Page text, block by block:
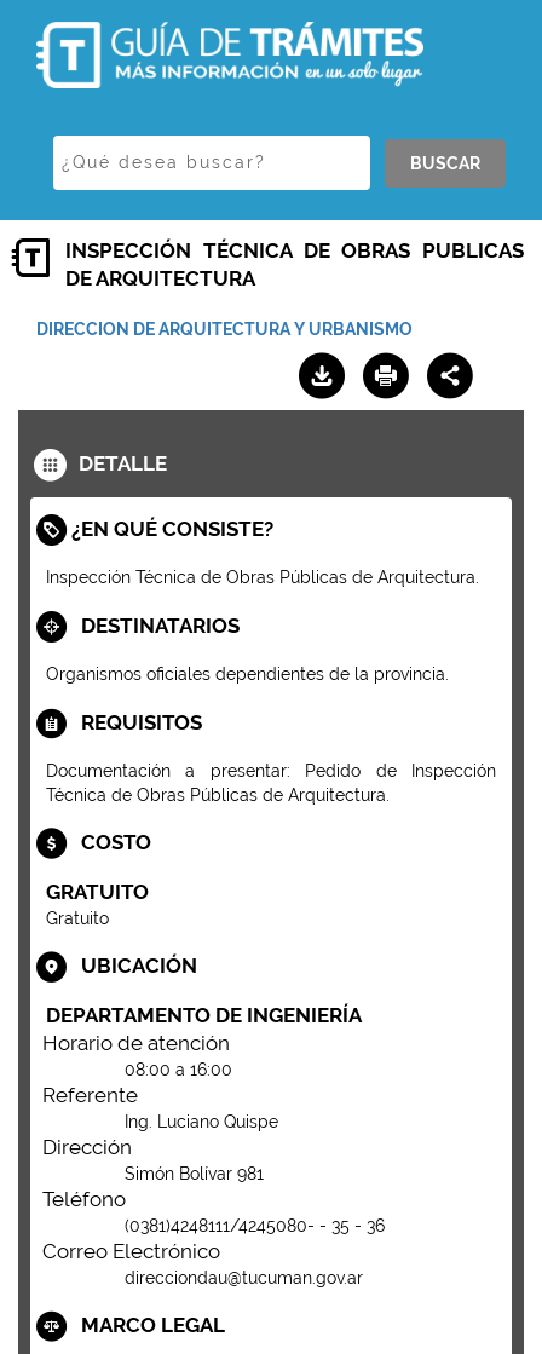
BUSCAR
INSPECCIÓN TÉCNICA DE OBRAS PUBLICAS
DE ARQUITECTURA
DIRECCION DE ARQUITECTURA Y URBANISMO
DETALLE
¿EN QUÉ CONSISTE?
Inspección Técnica de Obras Públicas de Arquitectura.
DESTINATARIOS
Organismos oficiales dependientes de la provincia.
REQUISITOS
Documentación a presentar: Pedido de Inspección
Técnica de Obras Públicas de Arquitectura.
COSTO
GRATUITO
Gratuito
UBICACIÓN
DEPARTAMENTO DE INGENIERÍA
Horario de atención
08:00 a 16:00
Referente
Ing. Luciano Quispe
Dirección
Simón Bolívar 981
Teléfono
(0381)4248111/4245080- - 35 - 36
Correo Electrónico
direcciondau@tucuman.gov.ar
MARCO LEGAL